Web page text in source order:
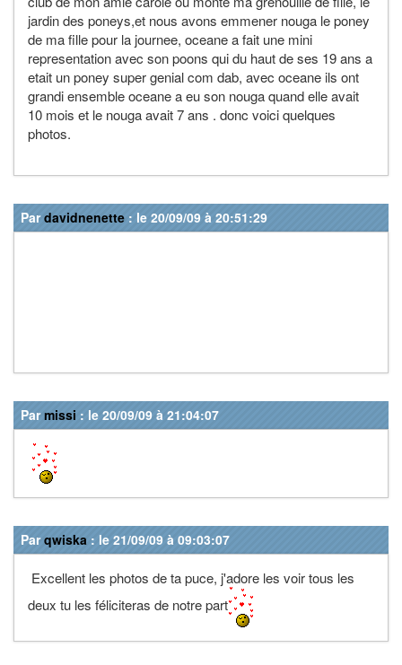
jardin des poneys,et nous avons emmener nouga le poney
de ma fille pour la journee, oceane a fait une mini
representation avec son poons qui du haut de ses 19 ans a
etait un poney super genial com dab, avec oceane ils ont
grandi ensemble oceane a eu son nouga quand elle avait
10 mois et le nouga avait 7 ans . donc voici quelques
photos.
Pardavidnenette : le 20/09/09 à 20:51:29
Parmissi : le 20/09/09 à 21:04:07
Parqwiska : le 21/09/09 à 09:03:07
Excellent les photos de ta puce, j'adore les voir tous les
deux tu les féliciteras de notre part